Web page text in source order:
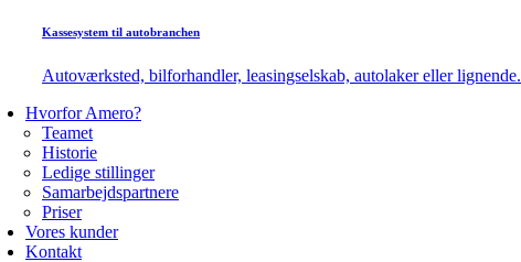
Kassesystem til autobranchen
Autoværksted, bilforhandler, leasingselskab, autolaker eller lignende.
Hvorfor Amero?
Teamet
Historie
Ledige stillinger
Samarbejdspartnere
Priser
Vores kunder
Kontakt